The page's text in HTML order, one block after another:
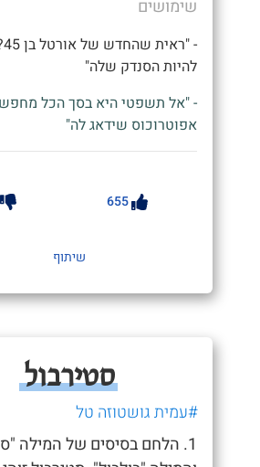
שימושים
-
להיות הסנדק שלה"
- "אל תשפטי היא בסך הכל
אפוטרוכוס שידאג לה"
655
שיתוף
סטירבול
#עמית גושטוזה טל
1. הלחם בסיסים של המילה